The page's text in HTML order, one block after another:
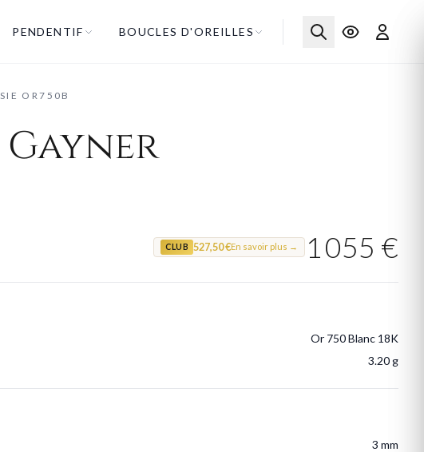
PENDENTIF BOUCLES D'OREILLES
OR750B
CLUB 527,50 €En savoir plus → 1 055 €
Or 750 Blanc 18K
3.20 g
3 mm